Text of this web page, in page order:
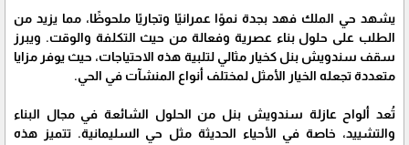
يشهد حي الملك فهد بجدة نموًا عمرانيًا وتجاريًا ملحوظًا، مما يزيد من
الطلب على حلول بناء عصرية وفعالة من حيث التكلفة والوقت. ويبرز
سقف سندويش بنل كخيار مثالي لتلبية هذه الاحتياجات، حيث يوفر مزايا
متعددة تجعله الخيار الأمثل لمختلف أنواع المنشآت في الحي.
تُعد ألواح عازلة سندويش بنل من الحلول الشائعة في مجال البناء
والتشييد، خاصة في الأحياء الحديثة مثل حي السليمانية. تتميز هذه